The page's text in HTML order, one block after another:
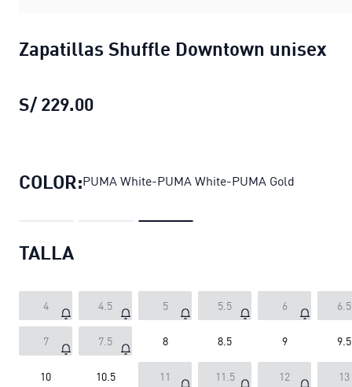
Zapatillas Shuffle Downtown unisex
S/ 229.00
COLOR:PUMA White-PUMA White-PUMA Gold
TALLA
4 4.5 5 5.5 6 6.5
7 7.5 8 8.5 9 9.5
10 10.5 11 11.5 12 13